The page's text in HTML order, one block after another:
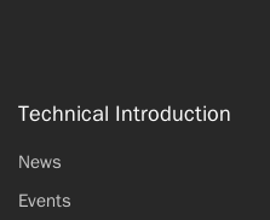
Technical Introduction
News
Events